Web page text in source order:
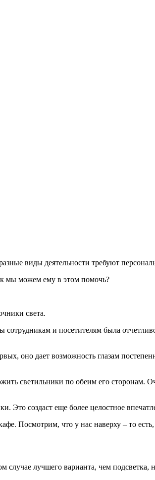
виды деятельности требуют
мы можем ему в этом помочь?
света.
и посетителям была
оно дает возможность глазам
светильники по обеим его сторонам.
Это создаст еще более целостное
Посмотрим, что у нас наверху – то
лучшего варианта, чем подсветка,